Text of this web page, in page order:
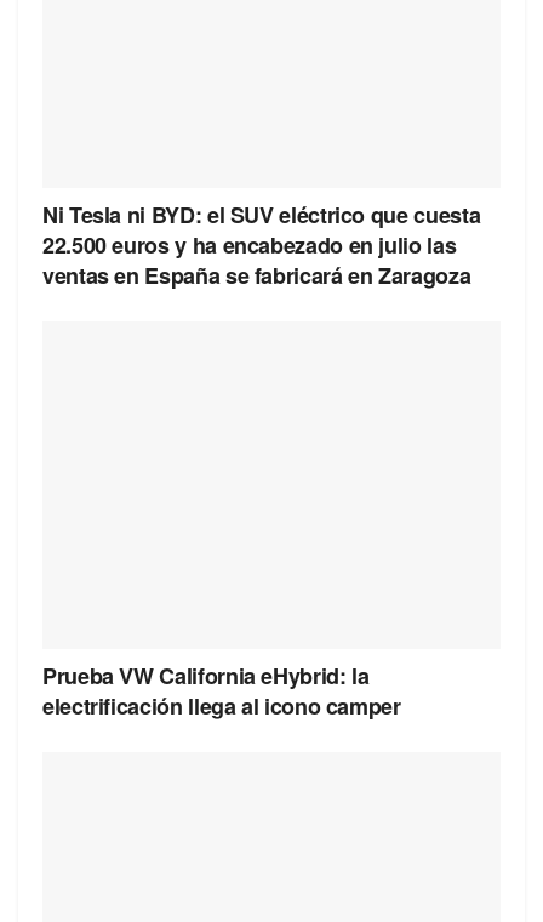
Ni Tesla ni BYD: el SUV eléctrico que cuesta
22.500 euros y ha encabezado en julio las
ventas en España se fabricará en Zaragoza
Prueba VW California eHybrid: la
electrificación llega al icono camper